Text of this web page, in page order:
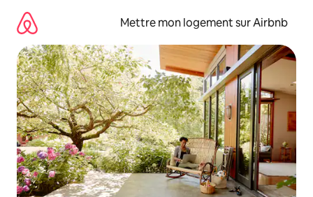
directement
contenu
Mettre mon logement sur Airbnb